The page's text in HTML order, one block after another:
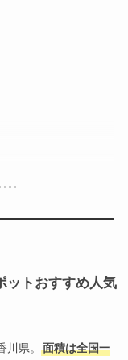
ットおすすめ人気
県。
面積は全国一